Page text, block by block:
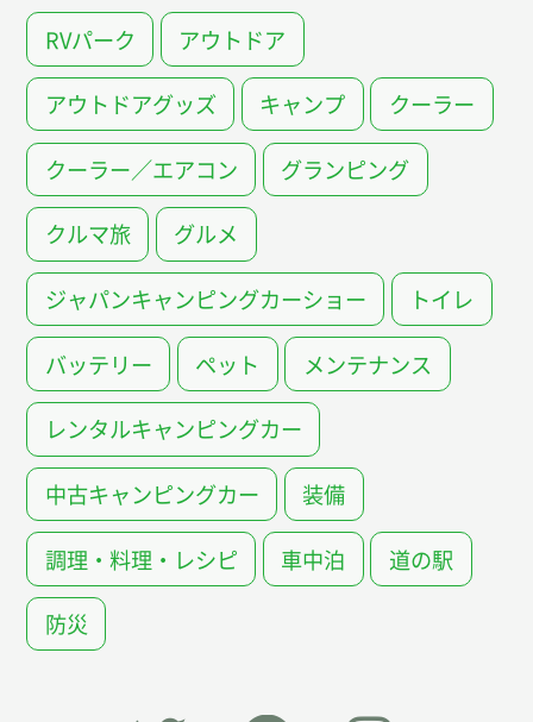
RVパーク アウトドア
アウトドアグッズ キャンプ クーラー
クーラー／エアコン グランピング
クルマ旅 グルメ
ジャパンキャンピングカーショー トイレ
バッテリー ペット メンテナンス
レンタルキャンピングカー
中古キャンピングカー 装備
調理・料理・レシピ 車中泊 道の駅
防災